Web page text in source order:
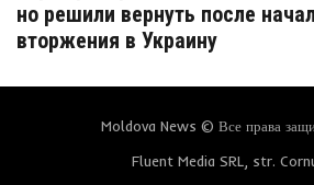
но решили вернуть после
вторжения в Украину
Moldova News © Все права
Fluent Media SRL, str.